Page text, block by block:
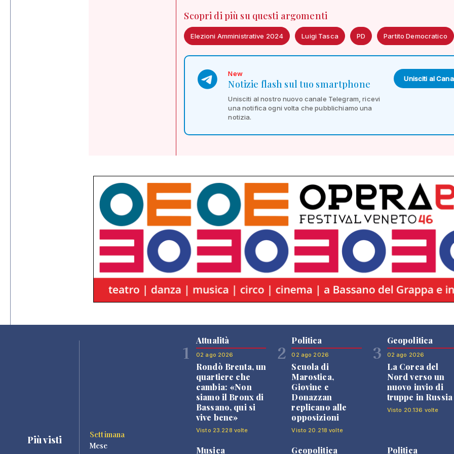
Scopri di più su questi argomenti
Elezioni Amministrative 2024 Luigi Tasca PD Partito Democratico
New
Notizie flash sul tuo smartphone
Unisciti al nostro nuovo canale Telegram, ricevi
una notifica ogni volta che pubblichiamo una
notizia.
Unisciti al
Più visti
Settimana
Mese
1
Attualità
02 ago 2026
Rondò Brenta, un
quartiere che
cambia: «Non
siamo il Bronx di
Bassano, qui si
vive bene»
Visto 23.228 volte
2
Politica
02 ago 2026
Scuola di
Marostica,
Giovine e
Donazzan
replicano alle
opposizioni
Visto 20.218 volte
3
Geopolitica
02 ago 2026
La Corea del
Nord verso un
nuovo invio di
truppe in Russia
Visto 20.136 volte
Musica Geopolitica Politica